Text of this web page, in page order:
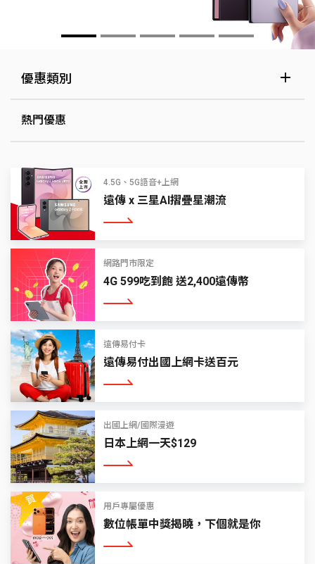
優惠類別
熱門優惠
4.5G、5G語音+上網
遠傳 x 三星AI摺疊星潮流
看更多
網路門市限定
4G 599吃到飽 送2,400遠傳幣
看更多
遠傳易付卡
遠傳易付出國上網卡送百元
看更多
出國上網/國際漫遊
日本上網一天$129
看更多
用戶專屬優惠
數位帳單中獎揭曉，下個就是你
看更多